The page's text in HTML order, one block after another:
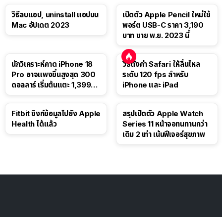
วิธีลบแอป, uninstall แอปบน
Mac อัปเดต 2023
เปิดตัว Apple Pencil ใหม่ใช้
พอร์ต USB-C ราคา 3,190
บาท ขาย พ.ย. 2023 นี้
นักวิเคราะห์คาด iPhone 18
Pro อาจแพงขึ้นสูงสุด 300
ดอลลาร์ เริ่มต้นแตะ 1,399
วิธีตั้งค่า Safari ให้ลื่นไหล
ระดับ 120 fps สำหรับ
iPhone และ iPad
Fitbit ซิงก์ข้อมูลไปยัง Apple
Health ได้แล้ว
สรุปเปิดตัว Apple Watch
Series 11 หน้าจอทนทานกว่า
เดิม 2 เท่า เน้นฟีเจอร์สุขภาพ